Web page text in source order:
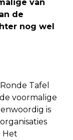
van
de
nog wel
Tafel
voormalige
is
Het